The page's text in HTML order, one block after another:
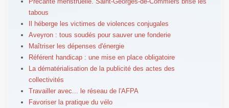
tabous
Il héberge les victimes de violences conjugales
Aveyron : tous soudés pour sauver une fonderie
Maîtriser les dépenses d'énergie
Référent handicap : une mise en place obligatoire
La dématérialisation de la publicité des actes des
collectivités
Travailler avec... le réseau de l'AFPA
Favoriser la pratique du vélo